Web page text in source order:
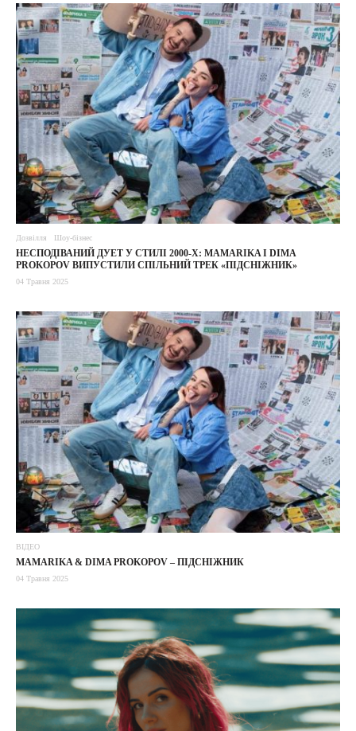
Дозвілля Шоу-бізнес
НЕСПОДІВАНИЙ ДУЕТ У СТИЛІ 2000-Х: MAMARIKA І DIMA
PROKOPOV ВИПУСТИЛИ СПІЛЬНИЙ ТРЕК «ПІДСНІЖНИК»
04 Травня 2025
ВІДЕО
MAMARIKA & DIMA PROKOPOV – ПІДСНІЖНИК
04 Травня 2025